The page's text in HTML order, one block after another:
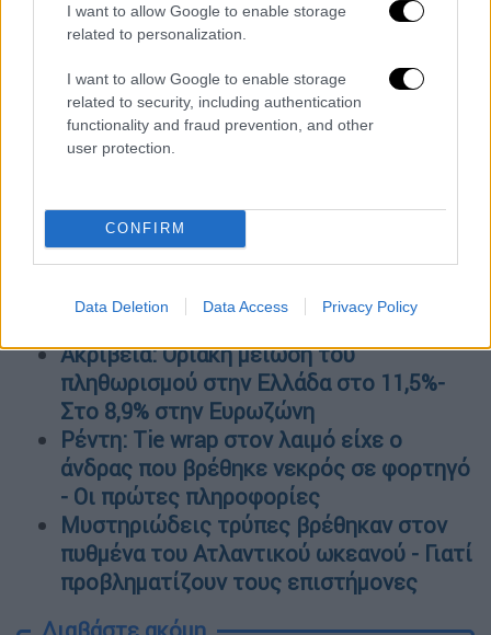
I want to allow Google to enable storage
related to personalization.
I want to allow Google to enable storage
related to security, including authentication
functionality and fraud prevention, and other
user protection.
CONFIRM
Data Deletion Data Access Privacy Policy
(@pyrosvestiki)July 29, 2022
Την ίδια ώρα, στην περιοχή πνέουν
άνεμοι 5
μποφόρ.
https://www.facebook.com/ioannis.stathas/vi
ΟΛΕΣ ΟΙ ΕΙΔΗΣΕΙΣ
Φωτιά στην περιφερειακή Αιγάλεω:
Βελτιωμένη η εικόνα - Υπό έλεγχο το
Ακρίβεια: Οριακή μείωση του
πληθωρισμού στην Ελλάδα στο 11,5%-
Στο 8,9% στην Ευρωζώνη
Ρέντη: Tie wrap στον λαιμό είχε ο
άνδρας που βρέθηκε νεκρός σε φορτηγό
- Οι πρώτες πληροφορίες
Μυστηριώδεις τρύπες βρέθηκαν στον
πυθμένα του Ατλαντικού ωκεανού - Γιατί
προβληματίζουν τους επιστήμονες